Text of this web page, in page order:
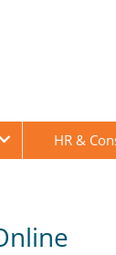
HR &